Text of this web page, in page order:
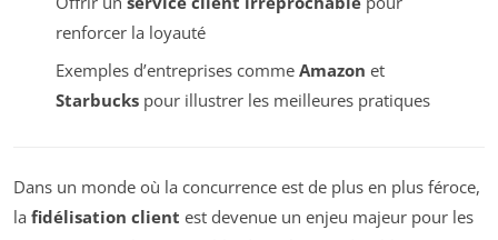
renforcer la loyauté
Exemples d’entreprises comme Amazon et
Starbuckspour illustrer les meilleures pratiques
Dans un monde où la concurrence est de plus en plus féroce,
la fidélisation client est devenue un enjeu majeur pour les